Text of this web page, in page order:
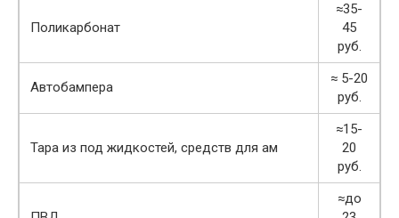
Поликарбонат
≈35-
45
руб.
Автобампера
≈ 5-20
руб.
Тара из под жидкостей, средств для ам
≈15-
20
руб.
≈до